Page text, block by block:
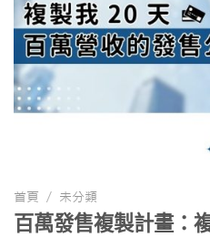
首頁 / 未分類
百萬發售複製計畫：